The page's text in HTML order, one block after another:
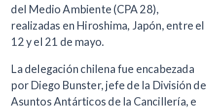
del Medio Ambiente (CPA 28),
realizadas en Hiroshima, Japón, entre el
12 y el 21 de mayo.
La delegación chilena fue encabezada
por Diego Bunster, jefe de la División de
Asuntos Antárticos de la Cancillería, e